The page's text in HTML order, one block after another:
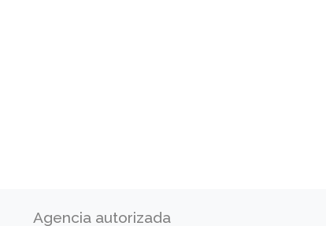
Agencia autorizada